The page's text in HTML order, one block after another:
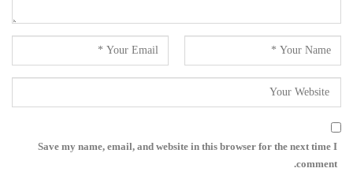
Save my name, email, and website in this browser for the next time I
comment.